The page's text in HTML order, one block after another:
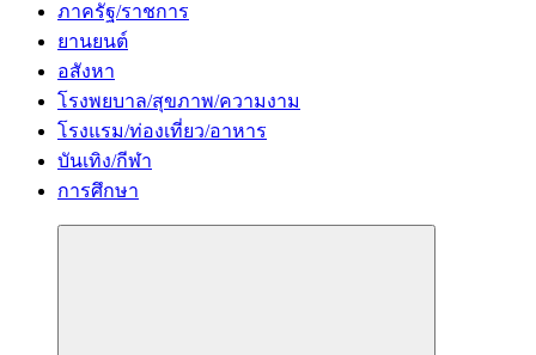
ภาครัฐ/ราชการ
ยานยนต์
อสังหา
โรงพยบาล/สุขภาพ/ความงาม
โรงแรม/ท่องเที่ยว/อาหาร
บันเทิง/กีฬา
การศึกษา